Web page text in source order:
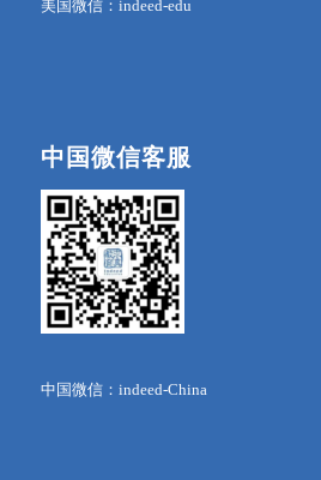
美国微信：indeed-edu
中国微信客服
中国微信：indeed-China